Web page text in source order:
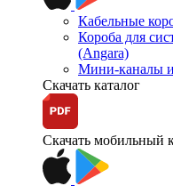
Кабельные
Короба для
(Angara)
Мини-каналы и
Скачать каталог
Скачать мобильный